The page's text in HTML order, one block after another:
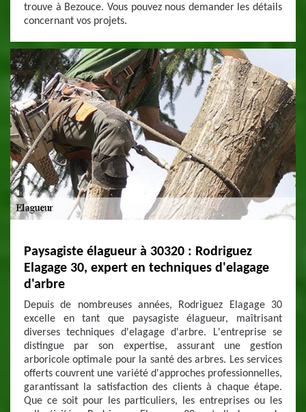
trouve à Bezouce. Vous pouvez nous demander les détails
concernant vos projets.
Paysagiste élagueur à 30320 : Rodriguez
Elagage 30, expert en techniques d'elagage
d'arbre
Depuis de nombreuses années, Rodriguez Elagage 30
excelle en tant que paysagiste élagueur, maîtrisant
diverses techniques d'elagage d'arbre. L'entreprise se
distingue par son expertise, assurant une gestion
arboricole optimale pour la santé des arbres. Les services
offerts couvrent une variété d'approches professionnelles,
garantissant la satisfaction des clients à chaque étape.
Que ce soit pour les particuliers, les entreprises ou les